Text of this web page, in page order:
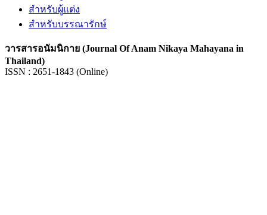
สำหรับผู้แต่ง
สำหรับบรรณารักษ์
วารสารอนัมนิกาย (Journal Of Anam Nikaya Mahayana in
Thailand)
ISSN : 2651-1843 (Online)